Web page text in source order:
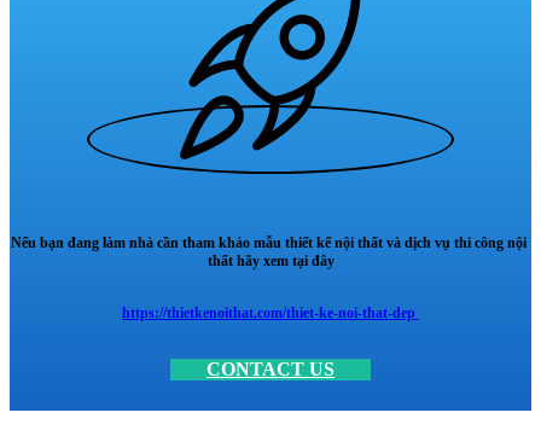
Nếu bạn đang làm nhà cần tham khảo mẫu thiết kế nội thất và dịch vụ thi công nội
thất hãy xem tại đây
https://thietkenoithat.com/thiet-ke-noi-that-dep
CONTACT US